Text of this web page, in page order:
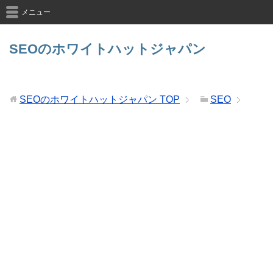
SEOのホワイトハットジャパン
メニュー
SEOのホワイトハットジャパン TOP SEO